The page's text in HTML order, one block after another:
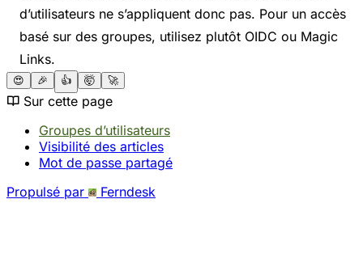
d’utilisateurs ne s’appliquent donc pas. Pour un accès
basé sur des groupes, utilisez plutôt OIDC ou Magic
Links.
😍 🎉 👍 🤯 🚀
Sur cette page
Groupes d’utilisateurs
Visibilité des articles
Mot de passe partagé
Propulsé par
Ferndesk